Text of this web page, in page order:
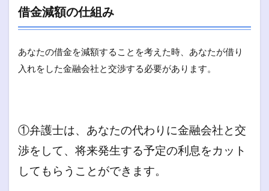
借金減額の仕組み
あなたの借金を減額することを考えた時、あなたが借り
入れをした金融会社と交渉する必要があります。
①弁護士は、あなたの代わりに金融会社と交
渉をして、将来発生する予定の利息をカット
してもらうことができます。